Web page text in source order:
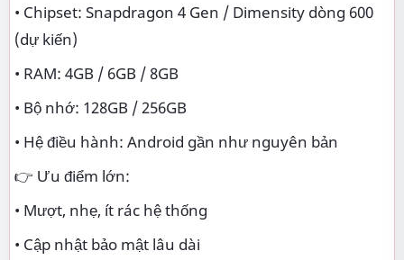
• Chipset: Snapdragon 4 Gen / Dimensity dòng 600
(dự kiến)
• RAM: 4GB / 6GB / 8GB
• Bộ nhớ: 128GB / 256GB
• Hệ điều hành: Android gần như nguyên bản
👉 Ưu điểm lớn:
• Mượt, nhẹ, ít rác hệ thống
• Cập nhật bảo mật lâu dài